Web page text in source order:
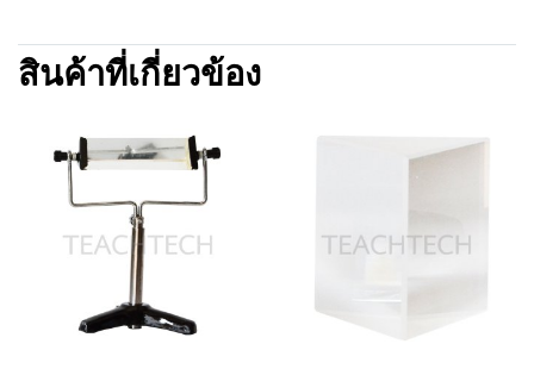
สินค้าที่เกี่ยวข้อง